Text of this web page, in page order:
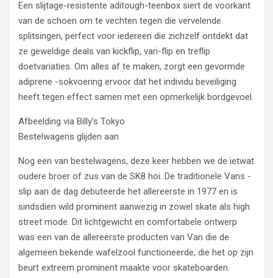
Een slijtage-resistente aditough-teenbox siert de voorkant
van de schoen om te vechten tegen die vervelende
splitsingen, perfect voor iedereen die zichzelf ontdekt dat
ze geweldige deals van kickflip, vari-flip en treflip
doetvariaties. Om alles af te maken, zorgt een gevormde
adiprene -sokvoering ervoor dat het individu beveiliging
heeft tegen effect samen met een opmerkelijk bordgevoel.
Afbeelding via Billy’s Tokyo
Bestelwagens glijden aan
Nog een van bestelwagens, deze keer hebben we de ietwat
oudere broer of zus van de SK8 hoi. De traditionele Vans -
slip aan de dag debuteerde het allereerste in 1977 en is
sindsdien wild prominent aanwezig in zowel skate als high
street mode. Dit lichtgewicht en comfortabele ontwerp
was een van de allereerste producten van Van die de
algemeen bekende wafelzool functioneerde, die het op zijn
beurt extreem prominent maakte voor skateboarden.